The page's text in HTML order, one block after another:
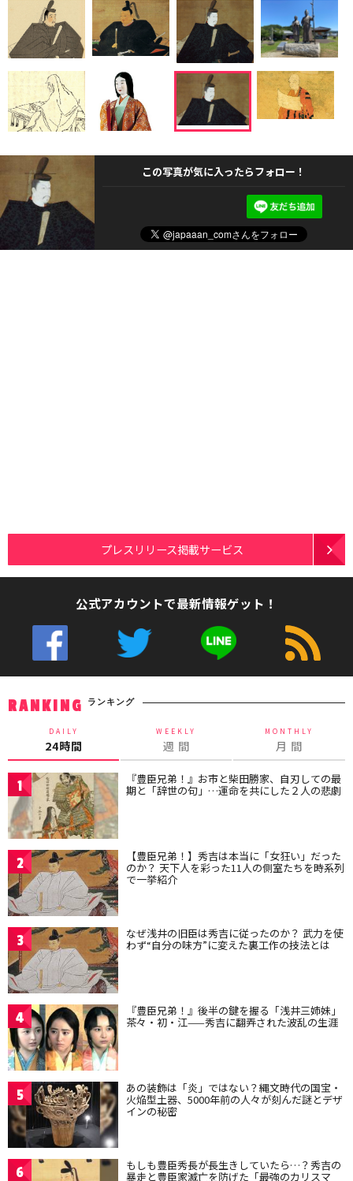
この写真が気に入ったらフォロー！
プレスリリース掲載サービス
公式アカウントで最新情報ゲット！
RANKING ランキング
DAILY
24時間
WEEKLY
週 間
MONTHLY
月 間
1 『豊臣兄弟！』お市と柴田勝家、自刃しての最
期と「辞世の句」…運命を共にした２人の悲劇
2 【豊臣兄弟！】秀吉は本当に「女狂い」だった
のか？ 天下人を彩った11人の側室たちを時系列
で一挙紹介
3 なぜ浅井の旧臣は秀吉に従ったのか？ 武力を使
わず“自分の味方”に変えた裏工作の技法とは
4 『豊臣兄弟！』後半の鍵を握る「浅井三姉妹」
茶々・初・江——秀吉に翻弄された波乱の生涯
5 あの装飾は「炎」ではない？縄文時代の国宝・
火焔型土器、5000年前の人々が刻んだ謎とデザ
インの秘密
6 もしも豊臣秀長が長生きしていたら…？秀吉の
暴走と豊臣家滅亡を防げた「最強のカリスマ